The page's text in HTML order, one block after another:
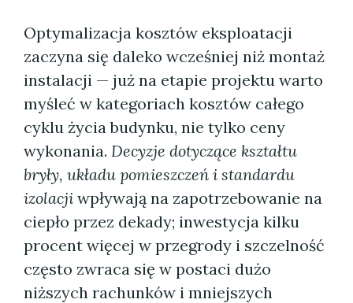
Optymalizacja kosztów eksploatacji
zaczyna się daleko wcześniej niż montaż
instalacji — już na etapie projektu warto
myśleć w kategoriach kosztów całego
cyklu życia budynku, nie tylko ceny
wykonania. Decyzje dotyczące kształtu
bryły, układu pomieszczeń i standardu
izolacji wpływają na zapotrzebowanie na
ciepło przez dekady; inwestycja kilku
procent więcej w przegrody i szczelność
często zwraca się w postaci dużo
niższych rachunków i mniejszych